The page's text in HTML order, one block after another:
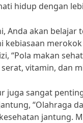
hidup dengan
Anda akan
kebiasaan
“Pola makan
vitamin, dan
juga sangat
“Olahraga
jantung.